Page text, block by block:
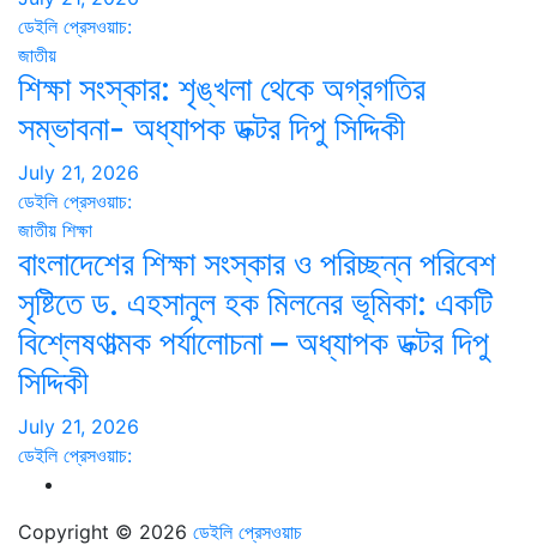
ডেইলি প্রেসওয়াচ:
জাতীয়
শিক্ষা সংস্কার: শৃঙ্খলা থেকে অগ্রগতির
সম্ভাবনা- অধ্যাপক ডক্টর দিপু সিদ্দিকী
July 21, 2026
ডেইলি প্রেসওয়াচ:
জাতীয় শিক্ষা
বাংলাদেশের শিক্ষা সংস্কার ও পরিচ্ছন্ন পরিবেশ
সৃষ্টিতে ড. এহসানুল হক মিলনের ভূমিকা: একটি
বিশ্লেষণাত্মক পর্যালোচনা – অধ্যাপক ডক্টর দিপু
সিদ্দিকী
July 21, 2026
ডেইলি প্রেসওয়াচ:
Copyright © 2026 ডেইলি প্রেসওয়াচ